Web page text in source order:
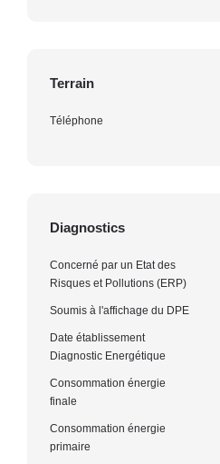
Terrain
Téléphone
Diagnostics
Concerné par un Etat des
Risques et Pollutions (ERP)
Soumis à l'affichage du DPE
Date établissement
Diagnostic Energétique
Consommation énergie
finale
Consommation énergie
primaire